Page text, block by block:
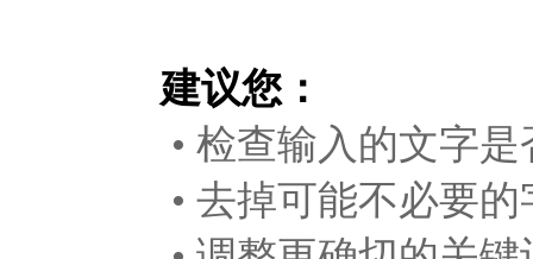
建议您：
• 检查输入的文字是
• 去掉可能不必要